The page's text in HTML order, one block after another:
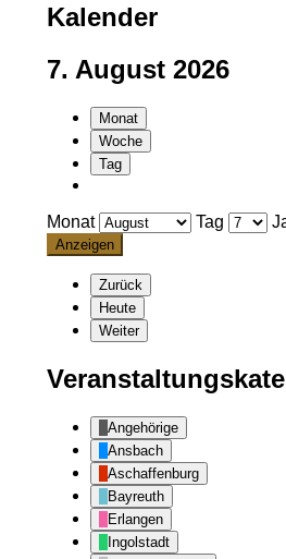
Kalender
7. August 2026
Monat
Woche
Tag
Monat Tag
Zurück
Heute
Weiter
Angehörige
Ansbach
Aschaffenburg
Bayreuth
Erlangen
Ingolstadt